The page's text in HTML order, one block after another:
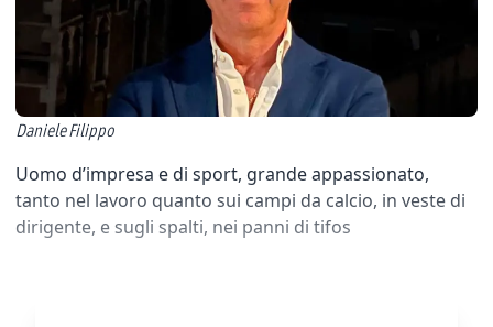
Daniele Filippo
Uomo d’impresa e di sport, grande appassionato,
tanto nel lavoro quanto sui campi da calcio, in veste di
dirigente, e sugli spalti, nei panni di tifos